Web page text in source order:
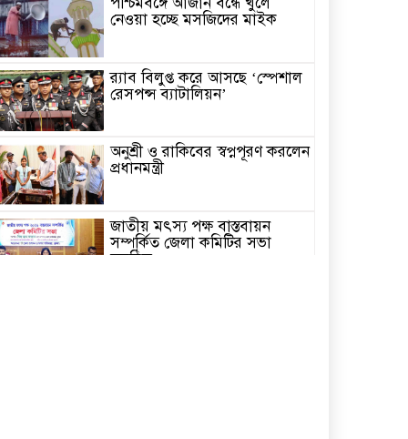
নেওয়া হচ্ছে মসজিদের মাইক
র‌্যাব বিলুপ্ত করে আসছে ‘স্পেশাল
রেসপন্স ব্যাটালিয়ন’
অনুশ্রী ও রাকিবের স্বপ্নপূরণ করলেন
প্রধানমন্ত্রী
জাতীয় মৎস্য পক্ষ বাস্তবায়ন
সম্পর্কিত জেলা কমিটির সভা
অনুষ্ঠিত